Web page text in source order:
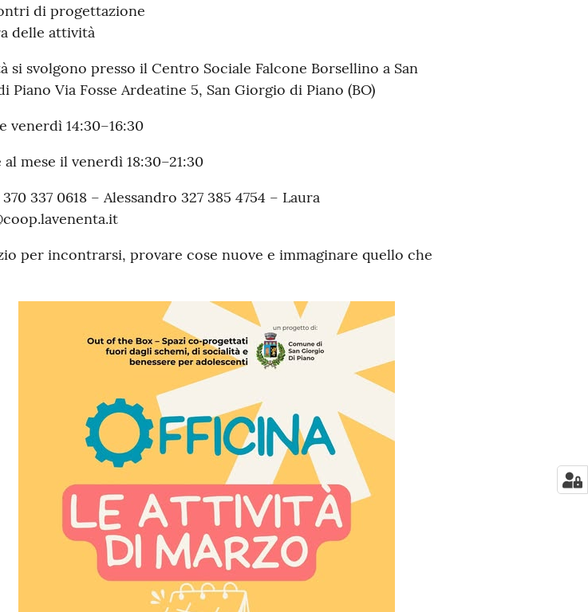
di progettazione
delle attività
si svolgono presso il Centro Sociale Falcone Borsellino a San
Piano Via Fosse Ardeatine 5, San Giorgio di Piano (BO)
venerdì 14:30–16:30
al mese il venerdì 18:30–21:30
370 337 0618 – Alessandro 327 385 4754 – Laura
per incontrarsi, provare cose nuove e immaginare quello che